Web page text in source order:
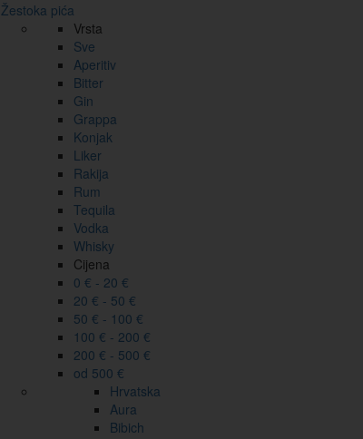
Žestoka pića
Vrsta
Sve
Aperitiv
Bitter
Gin
Grappa
Konjak
Liker
Rakija
Rum
Tequila
Vodka
Whisky
Cijena
0 € - 20 €
20 € - 50 €
50 € - 100 €
100 € - 200 €
200 € - 500 €
od 500 €
Hrvatska
Aura
Bibich